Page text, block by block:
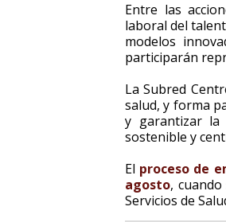
Entre las
laboral del
modelos
participarán
La Subred
salud, y forma
y garantizar la
sostenible y
El proceso de
agosto,
Servicios de